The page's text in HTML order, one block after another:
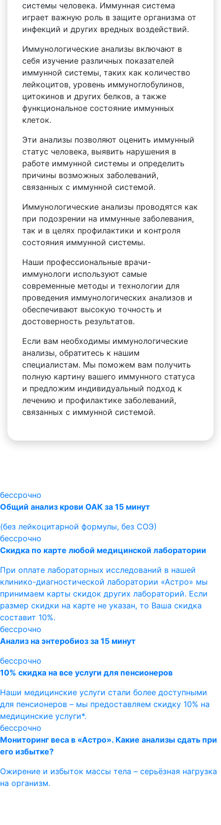
системы человека. Иммунная система
играет важную роль в защите организма от
инфекций и других вредных воздействий.
Иммунологические анализы включают в
себя изучение различных показателей
иммунной системы, таких как количество
лейкоцитов, уровень иммуноглобулинов,
цитокинов и других белков, а также
функциональное состояние иммунных
клеток.
Эти анализы позволяют оценить иммунный
статус человека, выявить нарушения в
работе иммунной системы и определить
причины возможных заболеваний,
связанных с иммунной системой.
Иммунологические анализы проводятся как
при подозрении на иммунные заболевания,
так и в целях профилактики и контроля
состояния иммунной системы.
Наши профессиональные врачи-
иммунологи используют самые
современные методы и технологии для
проведения иммунологических анализов и
обеспечивают высокую точность и
достоверность результатов.
Если вам необходимы иммунологические
анализы, обратитесь к нашим
специалистам. Мы поможем вам получить
полную картину вашего иммунного статуса
и предложим индивидуальный подход к
лечению и профилактике заболеваний,
связанных с иммунной системой.
бессрочно
Общий анализ крови ОАК за 15 минут
(без лейкоцитарной формулы, без СОЭ)
бессрочно
Скидка по карте любой медицинской лаборатории
При оплате лабораторных исследований в нашей
клинико-диагностической лаборатории «Астро» мы
принимаем карты скидок других лабораторий. Если
размер скидки на карте не указан, то Ваша скидка
составит 10%.
бессрочно
Анализ на энтеробиоз за 15 минут
бессрочно
10% скидка на все услуги для пенсионеров
Наши медицинские услуги стали более доступными
для пенсионеров – мы предоставляем скидку 10% на
медицинские услуги*.
бессрочно
Мониторинг веса в «Астро». Какие анализы сдать при
его избытке?
Ожирение и избыток массы тела – серьёзная нагрузка
на организм.